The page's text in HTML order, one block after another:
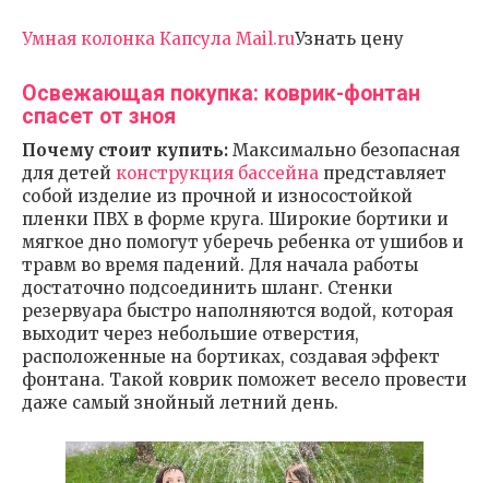
Умная колонка Капсула Mail.ruУзнать цену
Освежающая покупка: коврик-фонтан
спасет от зноя
Почему стоит купить: Максимально безопасная
для детей конструкция бассейна представляет
собой изделие из прочной и износостойкой
пленки ПВХ в форме круга. Широкие бортики и
мягкое дно помогут уберечь ребенка от ушибов и
травм во время падений. Для начала работы
достаточно подсоединить шланг. Стенки
резервуара быстро наполняются водой, которая
выходит через небольшие отверстия,
расположенные на бортиках, создавая эффект
фонтана. Такой коврик поможет весело провести
даже самый знойный летний день.